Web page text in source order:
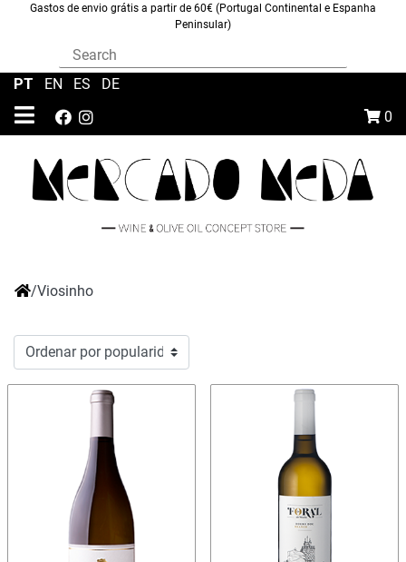
Gastos de envio grátis a partir de 60€ (Portugal Continental e Espanha
Peninsular)
0
PT EN ES DE
/Viosinho